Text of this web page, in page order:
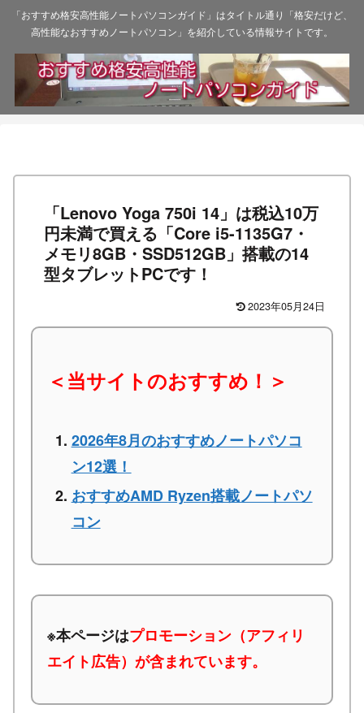
「おすすめ格安高性能ノートパソコンガイド」はタイトル通り「格安だけど、
高性能なおすすめノートパソコン」を紹介している情報サイトです。
「Lenovo Yoga 750i 14」は税込10万
円未満で買える「Core i5-1135G7・
メモリ8GB・SSD512GB」搭載の14
型タブレットPCです！
2023年05月24日
＜当サイトのおすすめ！＞
2026年8月のおすすめノートパソコ
ン12選！
おすすめAMD Ryzen搭載ノートパソ
コン
※本ページはプロモーション（アフィリ
エイト広告）が含まれています。